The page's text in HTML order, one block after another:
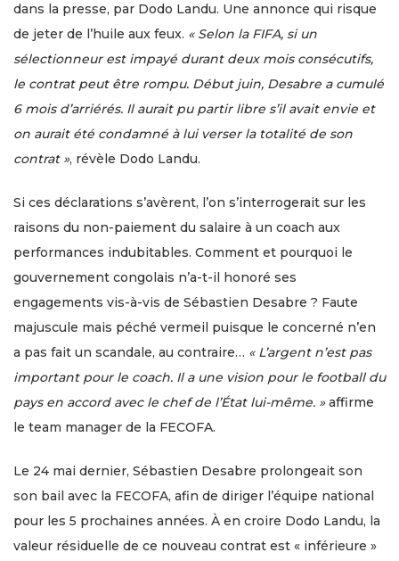
dans la presse, par Dodo Landu. Une annonce qui risque
de jeter de l’huile aux feux. « Selon la FIFA, si un
sélectionneur est impayé durant deux mois consécutifs,
le contrat peut être rompu. Début juin, Desabre a cumulé
6 mois d’arriérés. Il aurait pu partir libre s’il avait envie et
on aurait été condamné à lui verser la totalité de son
contrat », révèle Dodo Landu.
Si ces déclarations s’avèrent, l’on s’interrogerait sur les
raisons du non-paiement du salaire à un coach aux
performances indubitables. Comment et pourquoi le
gouvernement congolais n’a-t-il honoré ses
engagements vis-à-vis de Sébastien Desabre ? Faute
majuscule mais péché vermeil puisque le concerné n’en
a pas fait un scandale, au contraire… « L’argent n’est pas
important pour le coach. Il a une vision pour le football du
pays en accord avec le chef de l’État lui-même. »affirme
le team manager de la FECOFA.
Le 24 mai dernier, Sébastien Desabre prolongeait son
son bail avec la FECOFA, afin de diriger l’équipe national
pour les 5 prochaines années. À en croire Dodo Landu, la
valeur résiduelle de ce nouveau contrat est « inférieure »